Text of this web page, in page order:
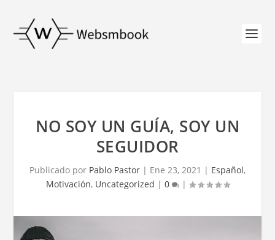
NO SOY UN GUÍA, SOY UN
SEGUIDOR
Publicado por Pablo Pastor | Ene 23, 2021 | Español,
Motivación, Uncategorized | 0 |